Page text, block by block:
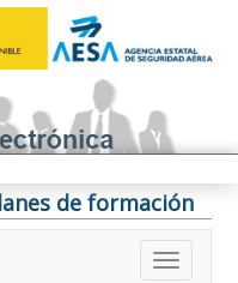
de formación